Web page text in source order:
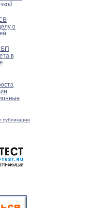
о
в
публикации